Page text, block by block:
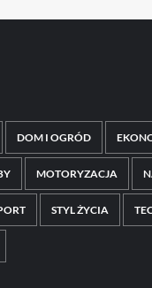
DOM I OGRÓD
MOTORYZACJA
STYL ŻYCIA